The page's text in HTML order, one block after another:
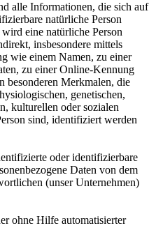
alle Informationen, die sich auf
natürliche Person
eine natürliche Person
insbesondere mittels
wie einem Namen, zu einer
zu einer Online-Kennung
besonderen Merkmalen, die
genetischen,
kulturellen oder sozialen
sind, identifiziert werden
oder identifizierbare
Daten von dem
(unser Unternehmen)
ohne Hilfe automatisierter